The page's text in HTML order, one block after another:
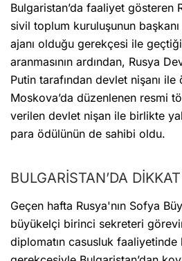
Bulgaristan’da faaliyet gösteren
sivil toplum kuruluşunun
ajanı olduğu gerekçesi ile
aranmasının ardından, Rusya
Putin tarafından devlet nişanı
Moskova’da düzenlenen resmi
verilen devlet nişan ile birlikte
para ödülünün de sahibi oldu.
BULGARİSTAN’DA
Geçen hafta Rusya'nın Sofya
büyükelçi birinci sekreteri
diplomatın casusluk faaliyetinde